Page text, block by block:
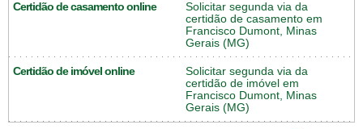
Certidão de casamento online
Solicitar segunda via da
certidão de casamento em
Francisco Dumont, Minas
Gerais (MG)
Certidão de imóvel online
Solicitar segunda via da
certidão de imóvel em
Francisco Dumont, Minas
Gerais (MG)